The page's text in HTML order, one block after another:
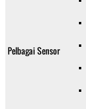
Pelbagai Sensor